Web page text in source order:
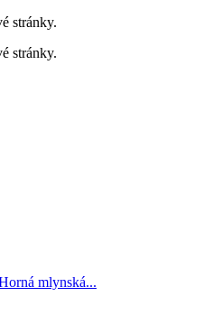
stránky.
stránky.
mlynská...